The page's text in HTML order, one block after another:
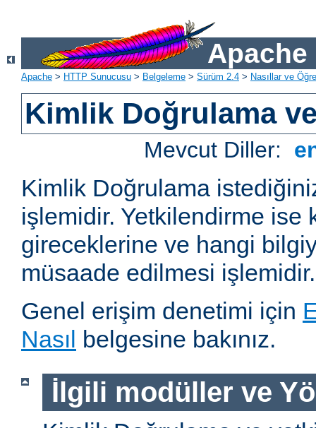
Apache
Apache > HTTP Sunucusu > Belgeleme > Sürüm 2.4 > Nasıllar ve
Kimlik Doğrulama
Mevcut Diller:
Kimlik Doğrulama
işlemidir. Yetkilendirme ise
gireceklerine ve hangi
müsaade edilmesi işlemidir.
Genel erişim denetimi için
Nasıl belgesine bakınız.
İlgili modüller ve